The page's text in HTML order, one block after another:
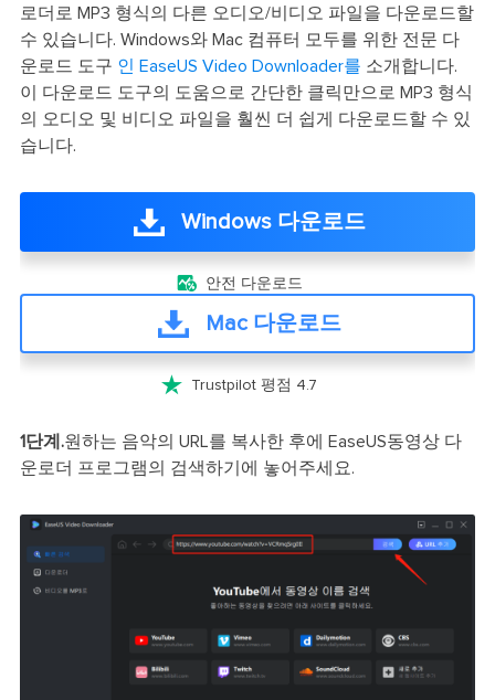
로더로 MP3 형식의 다른 오디오/비디오 파일을 다운로드할
수 있습니다. Windows와 Mac 컴퓨터 모두를 위한 전문 다
운로드 도구 인 EaseUS Video Downloader를 소개합니다.
이 다운로드 도구의 도움으로 간단한 클릭만으로 MP3 형식
의 오디오 및 비디오 파일을 훨씬 더 쉽게 다운로드할 수 있
습니다.
Windows 다운로드
 안전 다운로드
Mac 다운로드
 Trustpilot 평점 4.7
1단계.원하는 음악의 URL를 복사한 후에 EaseUS동영상 다
운로더 프로그램의 검색하기에 놓어주세요.